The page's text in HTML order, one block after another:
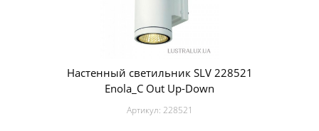
Настенный светильник SLV 228521
Enola_C Out Up-Down
Артикул: 228521